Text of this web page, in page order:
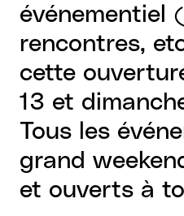
événementiel
rencontres,
cette
13 et
Tous les
grand
et ouverts à